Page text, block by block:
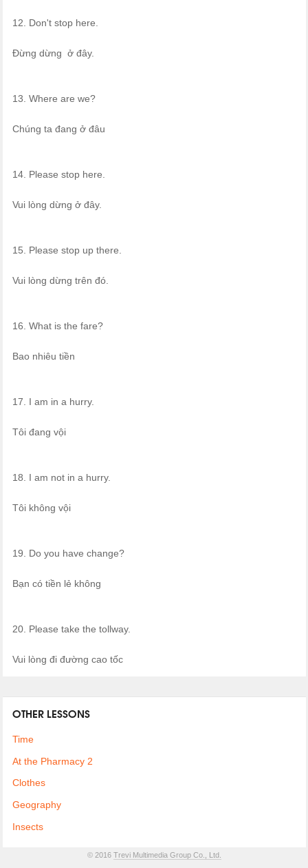
12. Don't stop here.
Đừng dừng ở đây.
13. Where are we?
Chúng ta đang ở đâu
14. Please stop here.
Vui lòng dừng ở đây.
15. Please stop up there.
Vui lòng dừng trên đó.
16. What is the fare?
Bao nhiêu tiền
17. I am in a hurry.
Tôi đang vội
18. I am not in a hurry.
Tôi không vội
19. Do you have change?
Bạn có tiền lẻ không
20. Please take the tollway.
Vui lòng đi đường cao tốc
OTHER LESSONS
Time
At the Pharmacy 2
Clothes
Geography
Insects
© 2016 Trevi Multimedia Group Co., Ltd.